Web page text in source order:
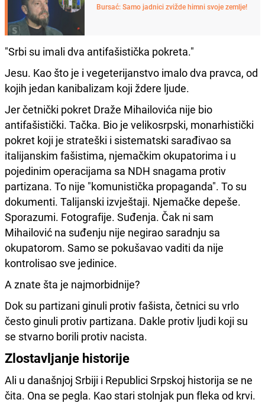
Bursać: Samo jadnici zvižde himni svoje zemlje!
"Srbi su imali dva antifašistička pokreta."
Jesu. Kao što je i vegeterijanstvo imalo dva pravca, od
kojih jedan kanibalizam koji ždere ljude.
Jer četnički pokret Draže Mihailovića nije bio
antifašistički. Tačka. Bio je velikosrpski, monarhistički
pokret koji je strateški i sistematski sarađivao sa
italijanskim fašistima, njemačkim okupatorima i u
pojedinim operacijama sa NDH snagama protiv
partizana. To nije "komunistička propaganda". To su
dokumenti. Talijanski izvještaji. Njemačke depeše.
Sporazumi. Fotografije. Suđenja. Čak ni sam
Mihailović na suđenju nije negirao saradnju sa
okupatorom. Samo se pokušavao vaditi da nije
kontrolisao sve jedinice.
A znate šta je najmorbidnije?
Dok su partizani ginuli protiv fašista, četnici su vrlo
često ginuli protiv partizana. Dakle protiv ljudi koji su
se stvarno borili protiv nacista.
Zlostavljanje historije
Ali u današnjoj Srbiji i Republici Srpskoj historija se ne
čita. Ona se pegla. Kao stari stolnjak pun fleka od krvi.